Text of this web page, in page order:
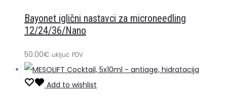
ima
varijanti.
Opcije
se
Bayonet iglični nastavci za microneedling
12/24/36/Nano
50.00€ uključ. PDV
Add to wishlist